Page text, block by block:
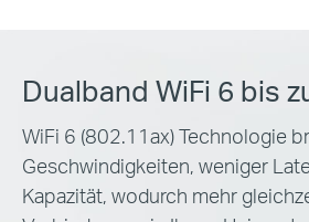
Dualband WiFi 6 bis
WiFi 6 (802.11ax) Technologie
Geschwindigkeiten, weniger
Kapazität, wodurch mehr